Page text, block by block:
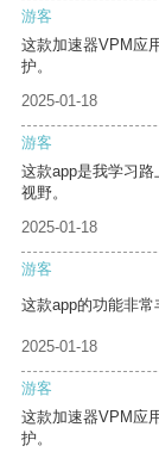
游客
这款加速器VPM应
护。
2025-01-18
游客
这款app是我学习
视野。
2025-01-18
游客
这款app的功能非常
2025-01-18
游客
这款加速器VPM应
护。